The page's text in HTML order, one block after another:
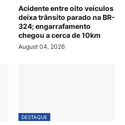
Acidente entre oito veículos
deixa trânsito parado na BR-
324; engarrafamento
chegou a cerca de 10km
August 04, 2026
DESTAQUE